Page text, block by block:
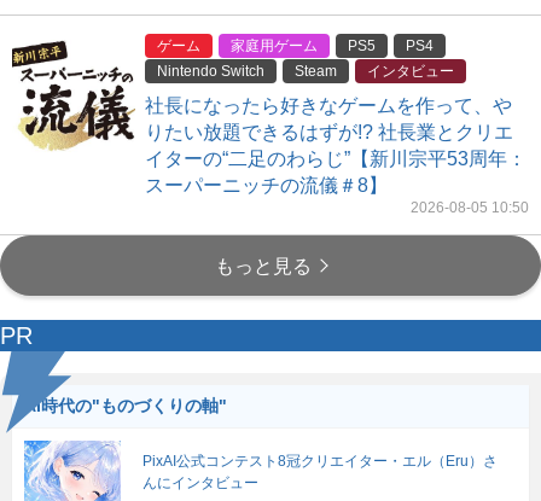
ゲーム 家庭用ゲーム PS5
PS4
Nintendo Switch
Steam インタビュー
社長になったら好きなゲームを作って、や
りたい放題できるはずが!? 社長業とクリエ
イターの“二足のわらじ”【新川宗平53周年：
スーパーニッチの流儀＃8】
2026-08-05 10:50
もっと見る
PR
AI時代の"ものづくりの軸"
PixAI公式コンテスト8冠クリエイター・エル（Eru）さ
んにインタビュー